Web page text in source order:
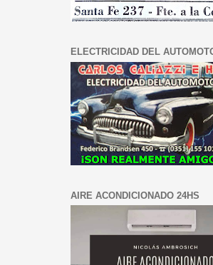
ELECTRICIDAD DEL
AIRE ACONDICIONADO 24HS